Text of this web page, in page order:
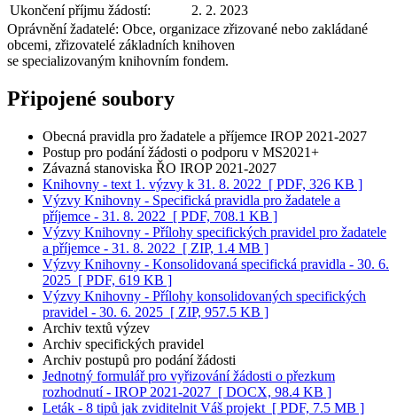
Ukončení příjmu žádostí:
2. 2. 2023
Oprávnění žadatelé: Obce, organizace zřizované nebo zakládané
obcemi, zřizovatelé základních knihoven
se specializovaným knihovním fondem.
Připojené soubory
Obecná pravidla pro žadatele a příjemce IROP 2021-2027
Postup pro podání žádosti o podporu v MS2021+
Závazná stanoviska ŘO IROP 2021-2027
Knihovny - text 1. výzvy k 31. 8. 2022 [ PDF, 326 KB ]
Výzvy Knihovny - Specifická pravidla pro žadatele a
příjemce - 31. 8. 2022 [ PDF, 708.1 KB ]
Výzvy Knihovny - Přílohy specifických pravidel pro žadatele
a příjemce - 31. 8. 2022 [ ZIP, 1.4 MB ]
Výzvy Knihovny - Konsolidovaná specifická pravidla - 30. 6.
2025 [ PDF, 619 KB ]
Výzvy Knihovny - Přílohy konsolidovaných specifických
pravidel - 30. 6. 2025 [ ZIP, 957.5 KB ]
Archiv textů výzev
Archiv specifických pravidel
Archiv postupů pro podání žádosti
Jednotný formulář pro vyřizování žádosti o přezkum
rozhodnutí - IROP 2021-2027 [ DOCX, 98.4 KB ]
Leták - 8 tipů jak zviditelnit Váš projekt [ PDF, 7.5 MB ]